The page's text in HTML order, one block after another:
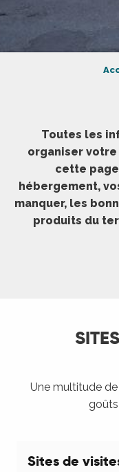
Toutes les
organiser votre
cette
hébergement,
manquer, les
produits du
Une multitude
Sites de